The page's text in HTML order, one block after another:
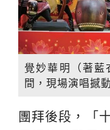
覺妙華明（著藍
間，現場演唱撼
團拜後段，「